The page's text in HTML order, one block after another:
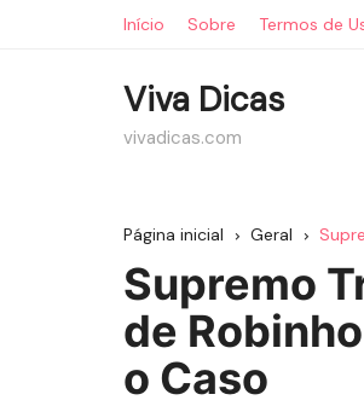
Início Sobre Termos de
Viva Dicas
vivadicas.com
Página inicial Geral
Supremo
de
o Caso